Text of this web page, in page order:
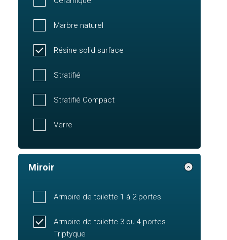
Marbre naturel
Résine solid surface
Stratifié
Stratifié Compact
Verre
Miroir
Armoire de toilette 1 à 2 portes
Armoire de toilette 3 ou 4 portes
Triptyque